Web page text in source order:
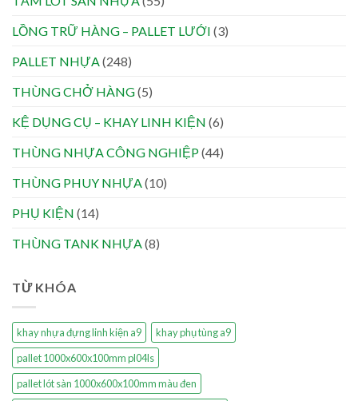
LỒNG TRỮ HÀNG – PALLET LƯỚI (3)
PALLET NHỰA(248)
THÙNG CHỞ HÀNG(5)
KỆ DỤNG CỤ – KHAY LINH KIỆN (6)
THÙNG NHỰA CÔNG NGHIỆP(44)
THÙNG PHUY NHỰA(10)
PHỤ KIỆN (14)
THÙNG TANK NHỰA(8)
TỪ KHÓA
khay nhựa đựng linh kiện a9
khay phụ tùng a9
pallet 1000x600x100mm pl04ls
pallet lót sàn 1000x600x100mm màu đen